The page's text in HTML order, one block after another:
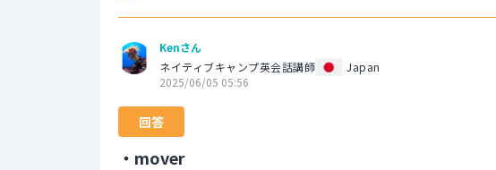
Kenさん
ネイティブキャンプ英会話講師
Japan
2025/06/05 05:56
回答
・mover